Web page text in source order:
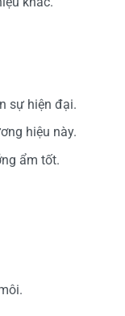
sự hiện đại.
hiệu này.
ẩm tốt.